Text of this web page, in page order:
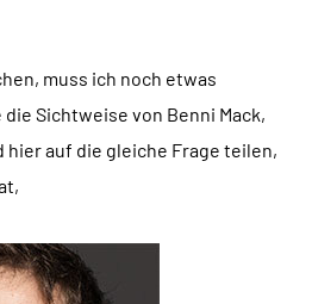
muss ich noch etwas
Sichtweise von Benni Mack,
hier auf die gleiche Frage teilen,